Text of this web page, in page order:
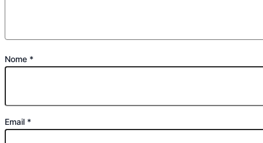
Nome *
Email *